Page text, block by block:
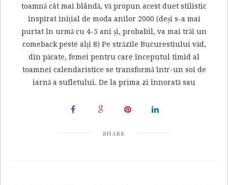
toamnă cât mai blândă, vă propun acest duet stilistic
inspirat inițial de moda anilor 2000 (deși s-a mai
purtat în urmă cu 4-5 ani și, probabil, va mai trăi un
comeback peste alți 8) Pe străzile Bucurestiului văd,
din păcate, femei pentru care începutul timid al
toamnei calendaristice se transformă într-un soi de
iarnă a sufletului. De la prima zi înnorată sau
SHARE